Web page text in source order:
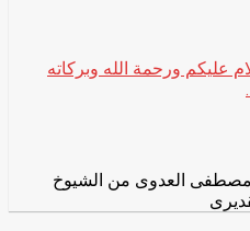
عليكم ورحمة الله وبركاته
مصطفى العدوى من الشيوخ